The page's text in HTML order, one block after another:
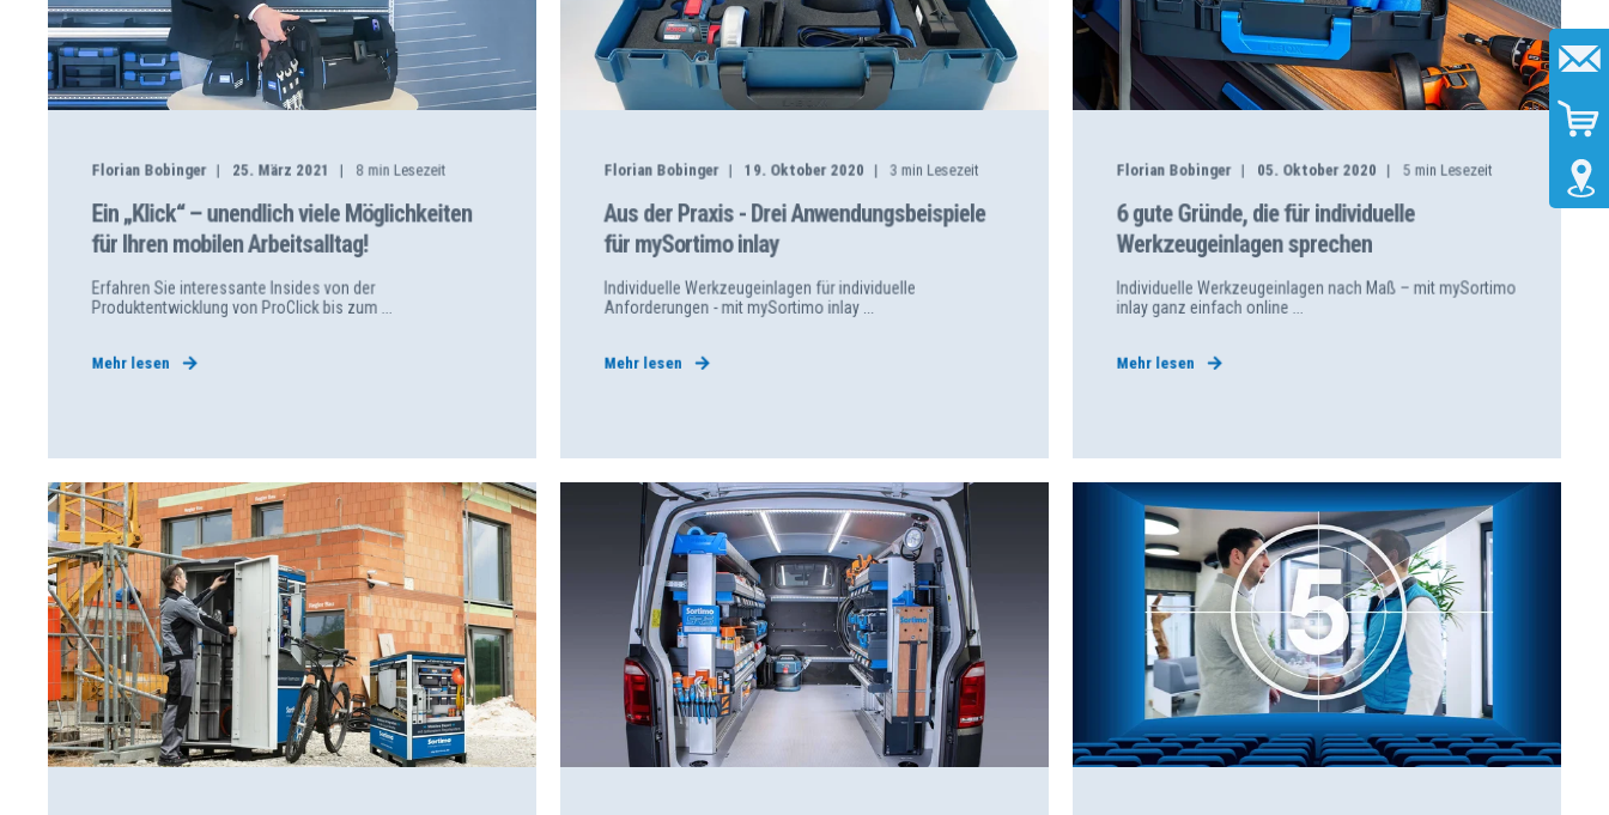
Florian Bobinger 25. März 2021 8 min Lesezeit
Ein „Klick“ – unendlich viele Möglichkeiten
für Ihren mobilen Arbeitsalltag!
Erfahren Sie interessante Insides von der
Produktentwicklung von ProClick bis zum ...
Mehr lesen
Florian Bobinger 19. Oktober 2020 3 min Lesezeit
Aus der Praxis - Drei Anwendungsbeispiele
für mySortimo inlay
Individuelle Werkzeugeinlagen für individuelle
Anforderungen - mit mySortimo inlay ...
Mehr lesen
Florian Bobinger 05. Oktober 2020 5 min Lesezeit
6 gute Gründe, die für individuelle
Werkzeugeinlagen sprechen
Individuelle Werkzeugeinlagen nach Maß – mit mySortimo
inlay ganz einfach online ...
Mehr lesen